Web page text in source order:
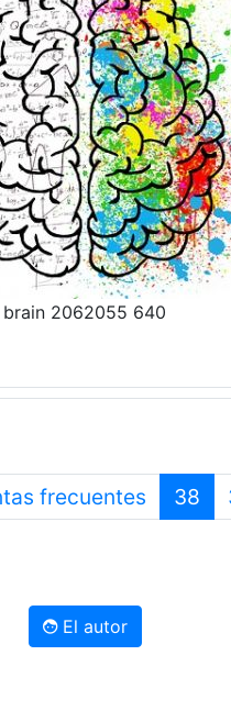
brain 2062055 640
frecuentesAnterior
38
El autor